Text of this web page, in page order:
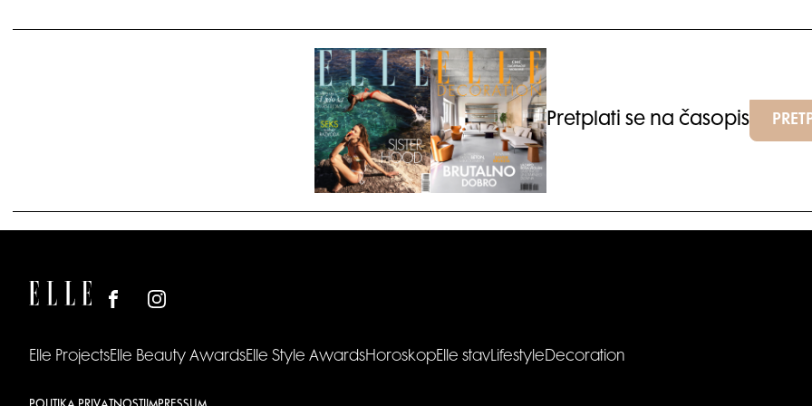
Pretplati se na časopis
Elle ProjectsElle Beauty AwardsElle Style AwardsHoroskopElle stavLifestyleDecoration